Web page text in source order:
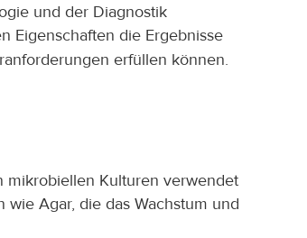
und der Diagnostik
Eigenschaften die Ergebnisse
erfüllen können.
mikrobiellen Kulturen verwendet
Agar, die das Wachstum und